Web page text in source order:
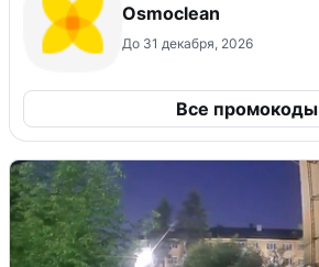
Osmoclean
До 31 декабря, 2026
Все промокоды